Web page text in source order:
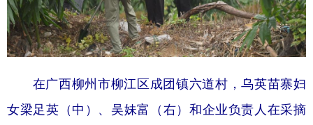
在广西柳州市柳江区成团镇六道村，乌英苗寨妇
女梁足英（中）、吴妹富（右）和企业负责人在采摘